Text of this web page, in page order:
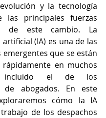
y la tecnología
las principales fuerzas
de este cambio. La
(IA) es una de las
emergentes que se están
en muchos
incluido el de los
de abogados. En este
cómo la IA
de los despachos